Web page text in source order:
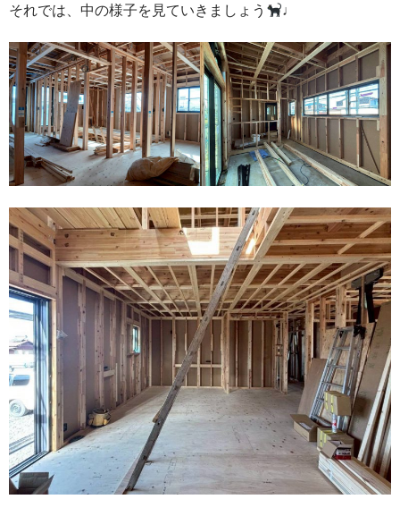
それでは、中の様子を見ていきましょう ♩